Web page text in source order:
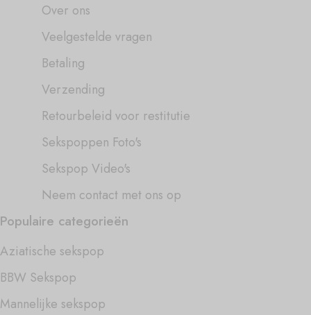
Over ons
Veelgestelde vragen
Betaling
Verzending
Retourbeleid voor restitutie
Sekspoppen Foto's
Sekspop Video's
Neem contact met ons op
Populaire categorieën
Aziatische sekspop
BBW Sekspop
Mannelijke sekspop